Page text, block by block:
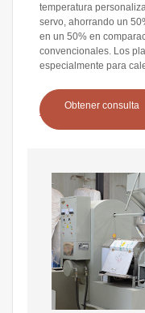
temperatura
servo, ahorrando un
en un 50% en
convencionales. Los
especialmente para
Obtener consulta